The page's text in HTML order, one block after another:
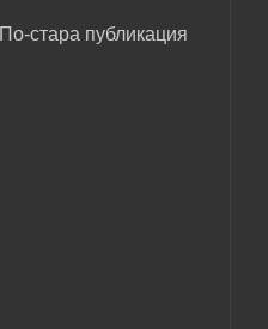
По-стара публикация